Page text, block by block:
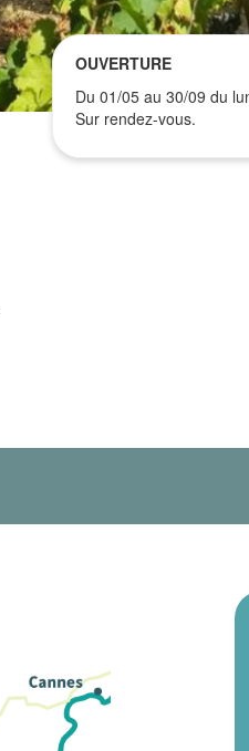
OUVERTURE
Du 01/05 au 30/09 du
Sur rendez-vous.